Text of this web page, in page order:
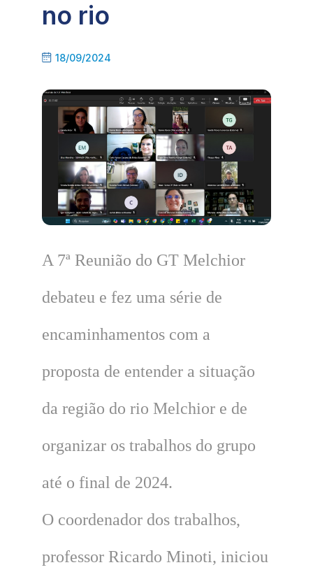
no rio
18/09/2024
A 7ª Reunião do GT Melchior
debateu e fez uma série de
encaminhamentos com a
proposta de entender a situação
da região do rio Melchior e de
organizar os trabalhos do grupo
até o final de 2024.
O coordenador dos trabalhos,
professor Ricardo Minoti, iniciou